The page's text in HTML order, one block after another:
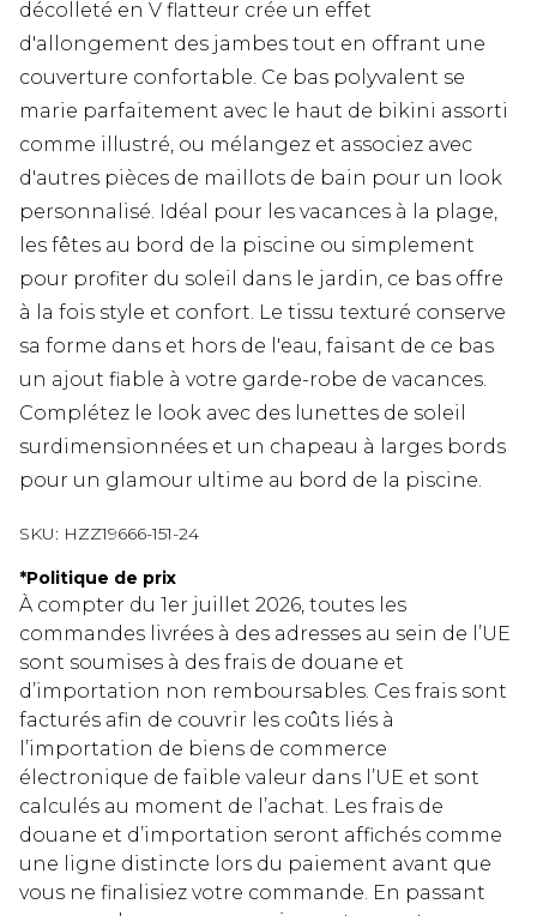
décolleté en V flatteur crée un effet
d'allongement des jambes tout en offrant une
couverture confortable. Ce bas polyvalent se
marie parfaitement avec le haut de bikini assorti
comme illustré, ou mélangez et associez avec
d'autres pièces de maillots de bain pour un look
personnalisé. Idéal pour les vacances à la plage,
les fêtes au bord de la piscine ou simplement
pour profiter du soleil dans le jardin, ce bas offre
à la fois style et confort. Le tissu texturé conserve
sa forme dans et hors de l'eau, faisant de ce bas
un ajout fiable à votre garde-robe de vacances.
Complétez le look avec des lunettes de soleil
surdimensionnées et un chapeau à larges bords
pour un glamour ultime au bord de la piscine.
SKU: HZZ19666-151-24
*Politique de prix
À compter du 1er juillet 2026, toutes les
commandes livrées à des adresses au sein de l’UE
sont soumises à des frais de douane et
d’importation non remboursables. Ces frais sont
facturés afin de couvrir les coûts liés à
l’importation de biens de commerce
électronique de faible valeur dans l’UE et sont
calculés au moment de l’achat. Les frais de
douane et d’importation seront affichés comme
une ligne distincte lors du paiement avant que
vous ne finalisiez votre commande. En passant